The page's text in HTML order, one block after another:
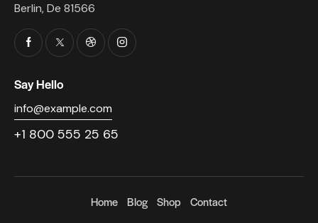
Berlin, De 81566
Say Hello
info@example.com
+1 800 555 25 65
Home Blog Shop Contact